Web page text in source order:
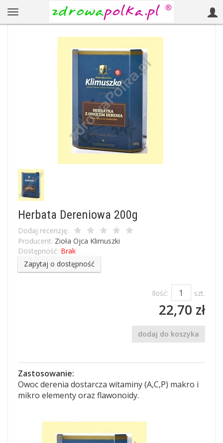
Herbata Dereniowa 200g
Dodaj recenzję:
Producent: Zioła Ojca Klimuszki
Dostępność: Brak
Zapytaj o dostępność
Ilość: szt.
22,70 zł
dodaj do koszyka
Zastosowanie:
Owoc derenia dostarcza witaminy (A,C,P) makro i
mikro elementy oraz flawonoidy.